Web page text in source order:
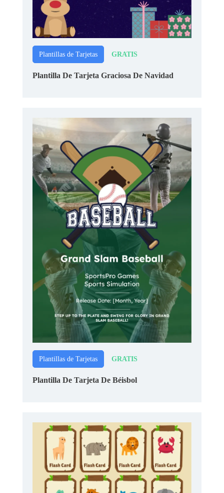
Plantillas de Tarjetas GRATIS
Plantilla De Tarjeta Graciosa De Navidad
Plantillas de Tarjetas GRATIS
Plantilla De Tarjeta De Béisbol